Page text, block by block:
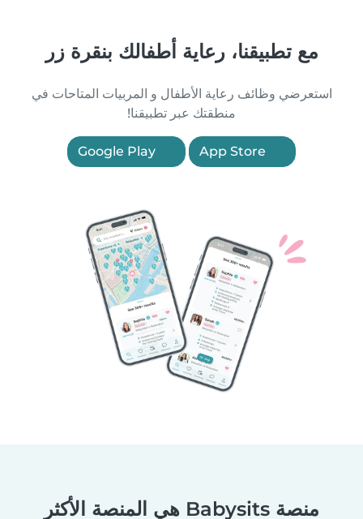
مع تطبيقنا، رعاية أطفالك بنقرة زر
استعرضي وظائف رعاية الأطفال و المربيات المتاحات في
منطقتك عبر تطبيقنا!
منصة Babysits هي المنصة الأكثر